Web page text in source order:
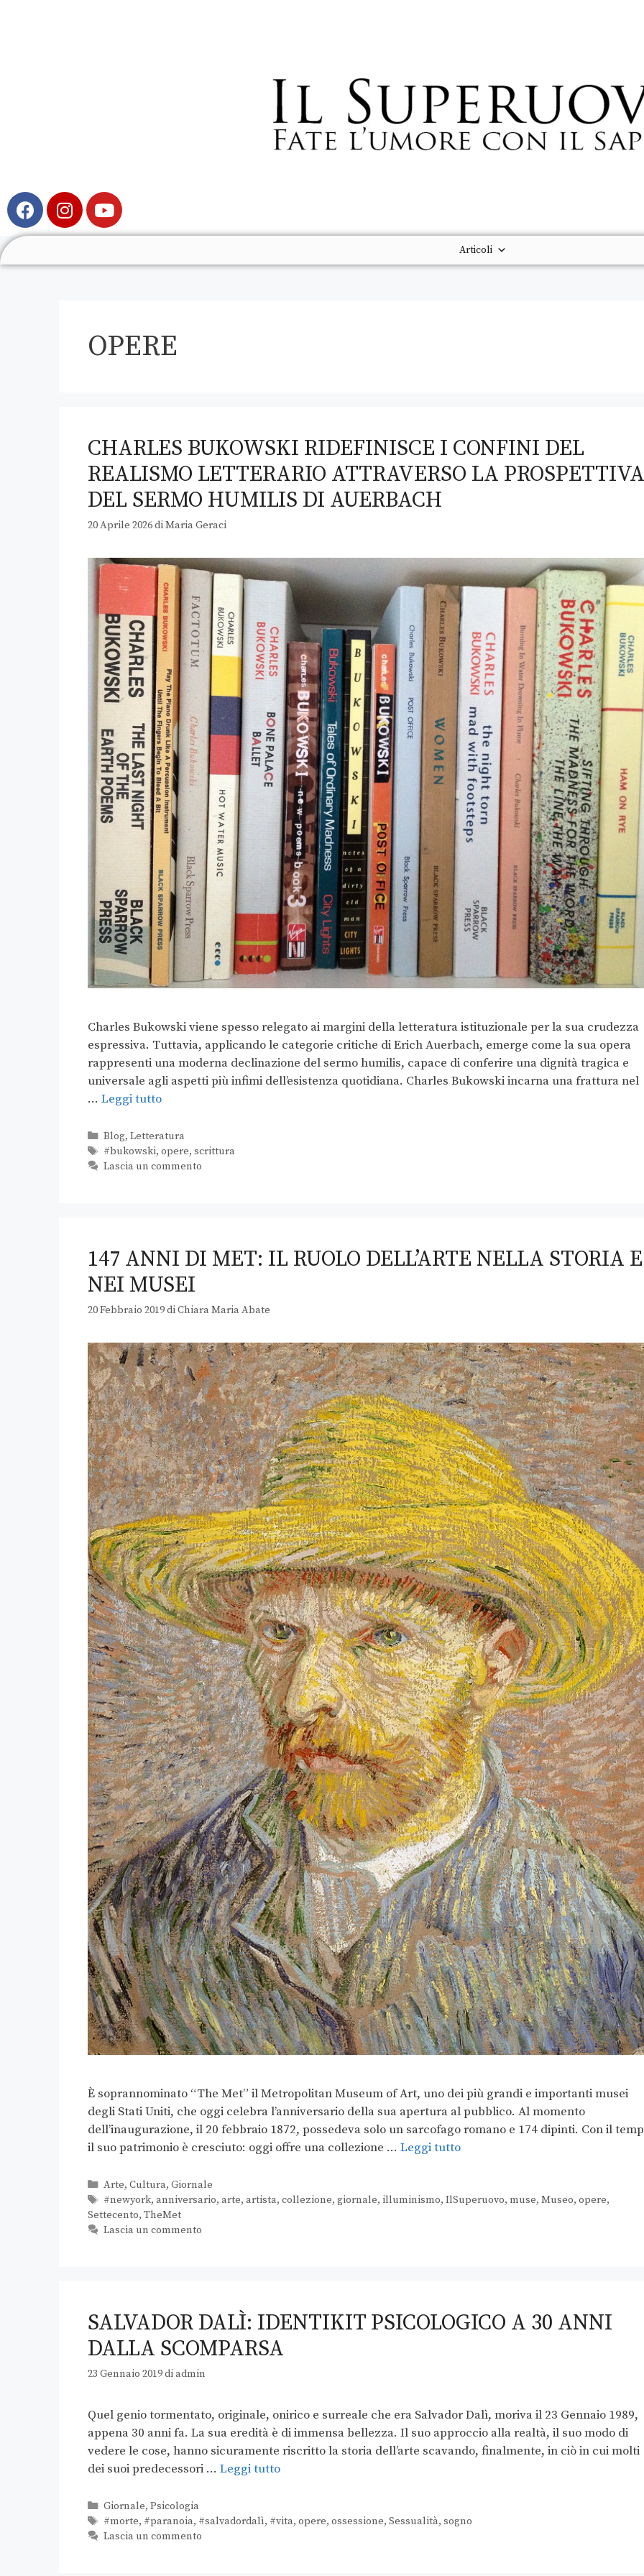
Articoli
OPERE
CHARLES BUKOWSKI RIDEFINISCE I CONFINI DEL
REALISMO LETTERARIO ATTRAVERSO LA PROSPETTIVA
DEL SERMO HUMILIS DI AUERBACH
20 Aprile 2026diMaria Geraci
Charles Bukowski viene spesso relegato ai margini della letteratura istituzionale per la sua crudezza
espressiva. Tuttavia, applicando le categorie critiche di Erich Auerbach, emerge come la sua opera
rappresenti una moderna declinazione del sermo humilis, capace di conferire una dignità tragica e
universale agli aspetti più infimi dell’esistenza quotidiana. Charles Bukowski incarna una frattura nel
… Leggi tutto
Blog, Letteratura
#bukowski, opere, scrittura
Lascia un commento
147 ANNI DI MET: IL RUOLO DELL’ARTE NELLA STORIA E
NEI MUSEI
20 Febbraio 2019diChiara Maria Abate
È soprannominato “The Met” il Metropolitan Museum of Art, uno dei più grandi e importanti musei
degli Stati Uniti, che oggi celebra l’anniversario della sua apertura al pubblico. Al momento
dell’inaugurazione, il 20 febbraio 1872, possedeva solo un sarcofago romano e 174 dipinti. Con il
il suo patrimonio è cresciuto: oggi offre una collezione … Leggi tutto
Arte, Cultura, Giornale
#newyork, anniversario, arte, artista, collezione, giornale, illuminismo, IlSuperuovo, muse, Museo, opere,
Settecento, TheMet
Lascia un commento
SALVADOR DALÌ: IDENTIKIT PSICOLOGICO A 30 ANNI
DALLA SCOMPARSA
23 Gennaio 2019diadmin
Quel genio tormentato, originale, onirico e surreale che era Salvador Dalì, moriva il 23 Gennaio 1989,
appena 30 anni fa. La sua eredità è di immensa bellezza. Il suo approccio alla realtà, il suo modo di
vedere le cose, hanno sicuramente riscritto la storia dell’arte scavando, finalmente, in ciò in cui molti
dei suoi predecessori … Leggi tutto
Giornale, Psicologia
#morte, #paranoia, #salvadordalì, #vita, opere, ossessione, Sessualità, sogno
Lascia un commento